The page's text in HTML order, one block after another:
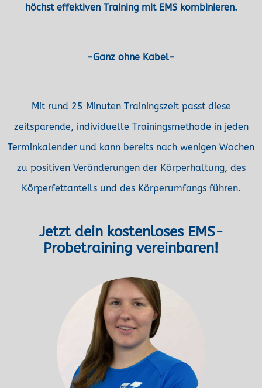
höchst effektiven Training mit EMS kombinieren.
-Ganz ohne Kabel-
Mit rund 25 Minuten Trainingszeit passt diese
zeitsparende, individuelle Trainingsmethode in jeden
Terminkalender und kann bereits nach wenigen Wochen
zu positiven Veränderungen der Körperhaltung, des
Körperfettanteils und des Körperumfangs führen.
Jetzt dein kostenloses EMS-
Probetraining vereinbaren!